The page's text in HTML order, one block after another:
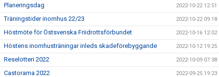
Planeringsdag 2022-10-22 12:51
Träningstider inomhus 22/23 2022-10-22 09:18
Höstmöte för Östsvenska Friidrottsförbundet 2022-10-16 12:02
Höstens inomhusträningar inleds skadeförebyggande 2022-10-12 19:25
Reselotteri 2022 2022-10-09 07:38
Castorama 2022 2022-09-25 19:23